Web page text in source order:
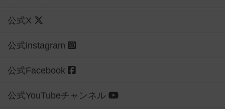
公式X
公式instagram
公式Facebook
公式YouTubeチャンネル